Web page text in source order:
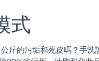
式
斤的污垢和死皮嗎？手